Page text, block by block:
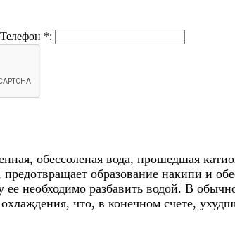
Телефон *:
обессоленая вода, прошедшая
образование накипи и
ее необходимо разбавить водой. В
что, в конечном счете,